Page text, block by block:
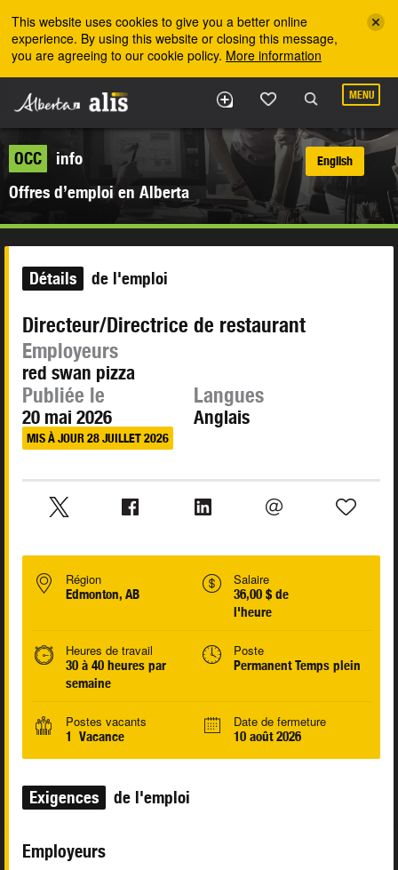
This website uses cookies to give you a better online
experience. By using this website or closing this message,
you are agreeing to our cookie policy. More information
MENU
OCC
info
Offres d’emploi en Alberta
English
Détails de l'emploi
Directeur/Directrice de restaurant
Employeurs
red swan pizza
Publiée le
20 mai 2026
MIS À JOUR 28 JUILLET 2026
Langues
Anglais
Région
Edmonton, AB
Salaire
36,00 $ de
l'heure
Heures de travail
30 à 40 heures par
semaine
Poste
Permanent Temps plein
Postes vacants
1 Vacance
Date de fermeture
10 août 2026
Exigences de l'emploi
Employeurs